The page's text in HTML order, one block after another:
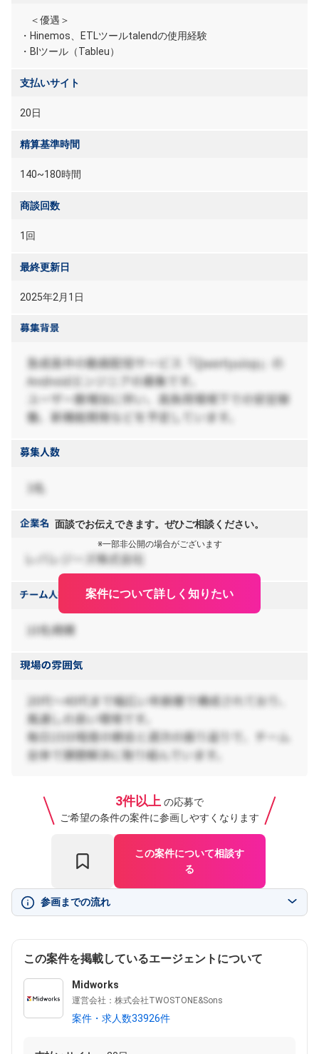
＜優遇＞
・Hinemos、ETLツールtalendの使用経験
・BIツール（Tableu）
支払いサイト
20日
精算基準時間
140~180時間
商談回数
1回
最終更新日
2025年2月1日
面談でお伝えできます。ぜひご相談ください。
※一部非公開の場合がございます
案件について詳しく知りたい
3件以上 の応募で
ご希望の条件の案件に参画しやすくなります
この案件について相談す
る
参画までの流れ
この案件を掲載しているエージェントについて
Midworks
運営会社：株式会社TWOSTONE&Sons
案件・求人数33926件